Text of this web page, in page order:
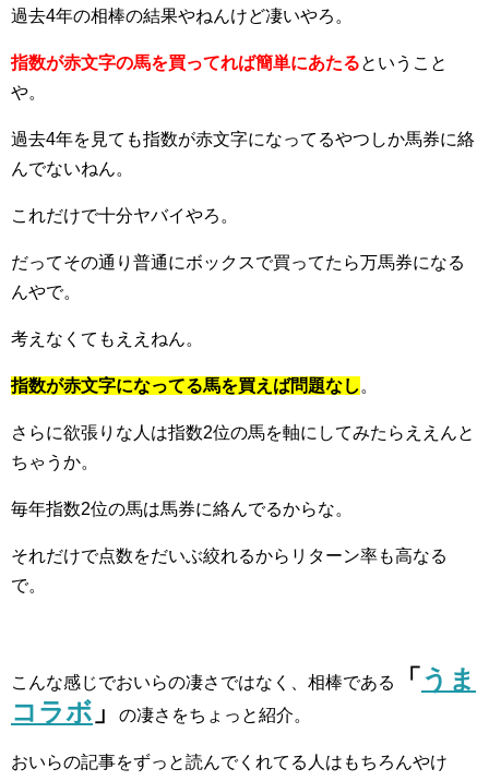
過去4年の相棒の結果やねんけど凄いやろ。
指数が赤文字の馬を買ってれば簡単にあたるということ
や。
過去4年を見ても指数が赤文字になってるやつしか馬券に絡
んでないねん。
これだけで十分ヤバイやろ。
だってその通り普通にボックスで買ってたら万馬券になる
んやで。
考えなくてもええねん。
指数が赤文字になってる馬を買えば問題なし 。
さらに欲張りな人は指数2位の馬を軸にしてみたらええんと
ちゃうか。
毎年指数2位の馬は馬券に絡んでるからな。
それだけで点数をだいぶ絞れるからリターン率も高なる
で。
こんな感じでおいらの凄さではなく、相棒である 「 うま
コラボ 」 の凄さをちょっと紹介。
おいらの記事をずっと読んでくれてる人はもちろんやけ